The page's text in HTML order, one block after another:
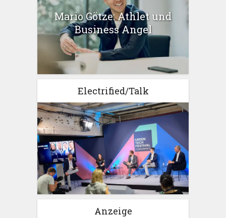
Mario Götze: Athlet und
Business Angel
Electrified/Talk
Anzeige